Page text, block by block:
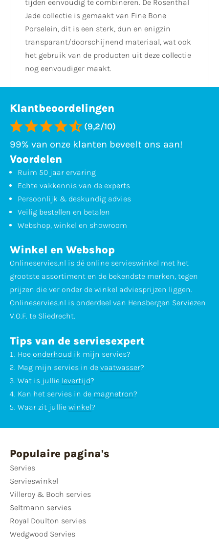
tijden eenvoudig te combineren. De Rosenthal
Jade collectie is gemaakt van Fine Bone
Porselein, dit is een sterk, dun en enigzin
transparant/doorschijnend materiaal, wat ook
het gebruik van de producten uit deze collectie
nog eenvoudiger maakt.
Klantbeoordelingen
(9,2/10)
99% van onze klanten beveelt ons aan!
Voordelen
Ruim 50 jaar ervaring
Echte vakkennis van de experts
Persoonlijk & deskundig advies
Veilig bestellen en betalen
Webshop, winkel en showroom
Winkel en Webshop
Onlineservies.nl is dé online servieswinkel met het
grootste assortiment en de bekendste merken, tegen
prijzen die ver onder de winkel adviesprijzen liggen.
Onlineservies.nl is onderdeel van Hensbergen Serviezen
V.O.F. te Sliedrecht.
Tips van de serviesexpert
Hoe onderhoud ik mijn servies?
Mag mijn servies in de vaatwasser?
Wat is jullie levertijd?
Kan het servies in de magnetron?
Waar zit jullie winkel?
Populaire pagina's
Servies
Servieswinkel
Villeroy & Boch servies
Seltmann servies
Royal Doulton servies
Wedgwood Servies